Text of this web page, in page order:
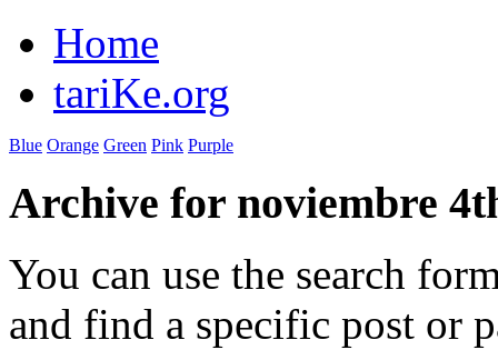
Home
tariKe.org
Blue Orange Green Pink Purple
Archive for noviembre
You can use the search
and find a specific post or